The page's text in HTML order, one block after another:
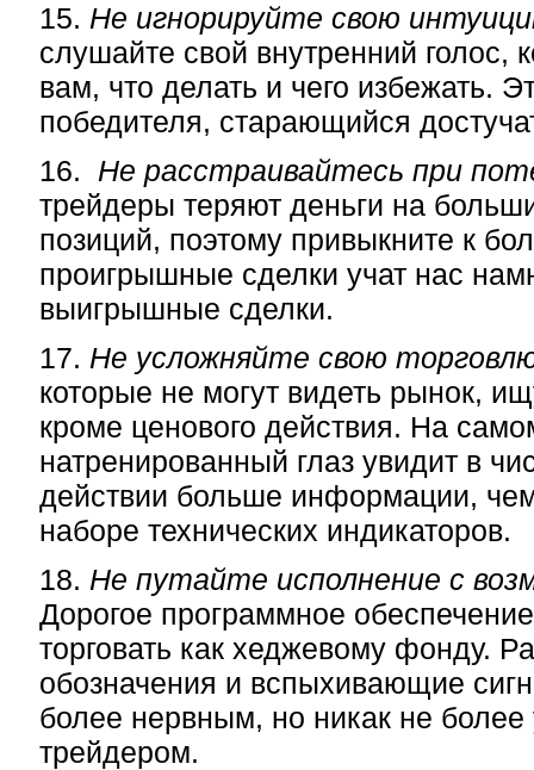
15. Не игнорируйте свою
слушайте свой внутренний голос,
вам, что делать и чего избежать.
победителя, старающийся
16. Не расстраивайтесь при
трейдеры теряют деньги на
позиций, поэтому привыкните к
проигрышные сделки учат нас
выигрышные сделки.
17. Не усложняйте свою
которые не могут видеть рынок,
кроме ценового действия. На
натренированный глаз увидит в
действии больше информации,
наборе технических индикаторов.
18. Не путайте исполнение с
Дорогое программное
торговать как хеджевому фонду.
обозначения и вспыхивающие
более нервным, но никак не
трейдером.